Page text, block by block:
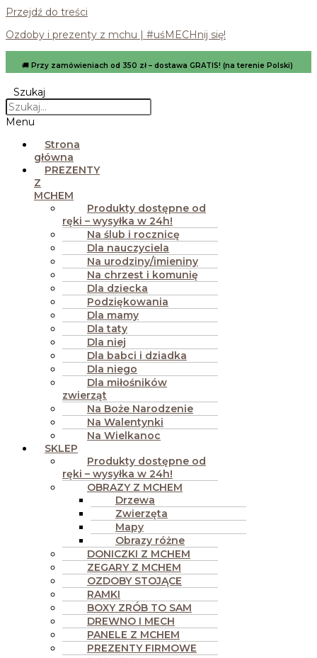
Przejdź do treści
Ozdoby i prezenty z mchu | #uśMECHnij się!
🚚 Przy zamówieniach od 350 zł – dostawa GRATIS! (na terenie Polski)
Szukaj
Menu
Strona
główna
PREZENTY
Z
MCHEM
Produkty dostępne od
ręki – wysyłka w 24h!
Na ślub i rocznicę
Dla nauczyciela
Na urodziny/imieniny
Na chrzest i komunię
Dla dziecka
Podziękowania
Dla mamy
Dla taty
Dla niej
Dla babci i dziadka
Dla niego
Dla miłośników
zwierząt
Na Boże Narodzenie
Na Walentynki
Na Wielkanoc
SKLEP
Produkty dostępne od
ręki – wysyłka w 24h!
OBRAZY Z MCHEM
Drzewa
Zwierzęta
Mapy
Obrazy różne
DONICZKI Z MCHEM
ZEGARY Z MCHEM
OZDOBY STOJĄCE
RAMKI
BOXY ZRÓB TO SAM
DREWNO I MECH
PANELE Z MCHEM
PREZENTY FIRMOWE